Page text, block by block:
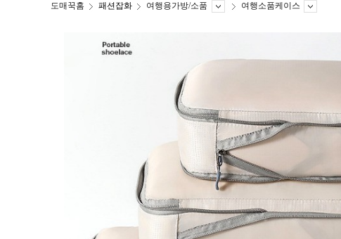
도매꾹홈 패션잡화 여행용가방/소품 여행소품케이스